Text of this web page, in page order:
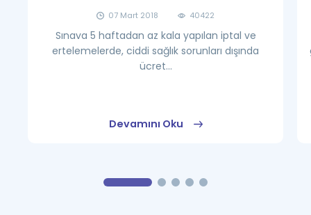
07 Mart 2018 40422
Sınava 5 haftadan az kala yapılan iptal ve
ertelemelerde, ciddi sağlık sorunları dışında
ücret...
Devamını Oku